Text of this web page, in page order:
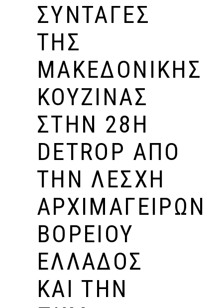
ΣΥΝΤΑΓΈΣ
ΤΗΣ
ΜΑΚΕΔΟΝΙΚΉΣ
ΚΟΥΖΊΝΑΣ
ΣΤΗΝ 28Η
DETROP ΑΠΌ
ΤΗΝ ΛΈΣΧΗ
ΑΡΧΙΜΑΓΕΊΡΩΝ
ΒΟΡΕΊΟΥ
ΕΛΛΆΔΟΣ
ΚΑΙ ΤΗΝ